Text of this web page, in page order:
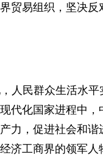
贸易组织，坚决
民群众生活水平
代化国家进程中
力，促进社会和
济工商界的领军